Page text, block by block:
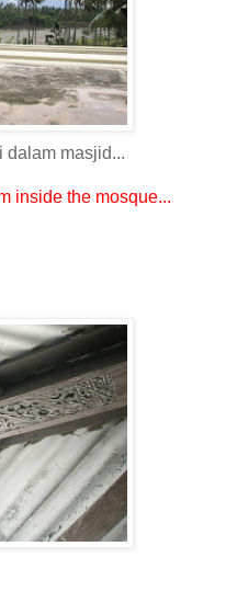
dalam masjid...
inside the mosque...